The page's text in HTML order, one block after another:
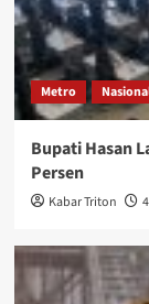
Metro
Bupati Hasan
Persen
Kabar Triton